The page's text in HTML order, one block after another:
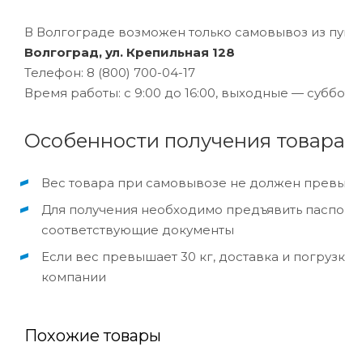
В Волгограде возможен только самовывоз из
Волгоград, ул. Крепильная 128
Телефон: 8 (800) 700-04-17
Время работы: с 9:00 до 16:00, выходные —
Особенности получения товара
Вес товара при самовывозе не должен
Для получения необходимо предъявить
соответствующие документы
Если вес превышает 30 кг, доставка и
компании
Похожие товары